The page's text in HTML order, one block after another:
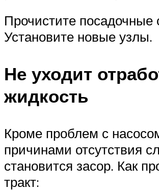
Прочистите посадочные
Установите новые узлы.
Не уходит
жидкость
Кроме проблем с
причинами отсутствия
становится засор. Как
тракт: